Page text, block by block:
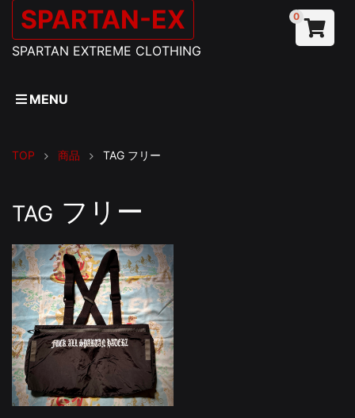
SPARTAN-EX
SPARTAN EXTREME CLOTHING
0
MENU
TOP 商品 TAG フリー
TAG フリー